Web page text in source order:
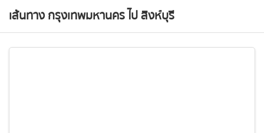
เส้นทาง กรุงเทพมหานคร ไป สิงห์บุรี